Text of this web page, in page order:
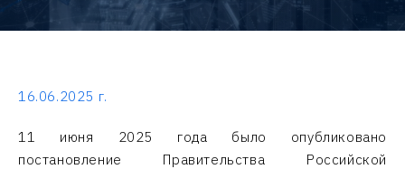
16.06.2025 г.
11 июня 2025 года было опубликовано
постановление Правительства Российской